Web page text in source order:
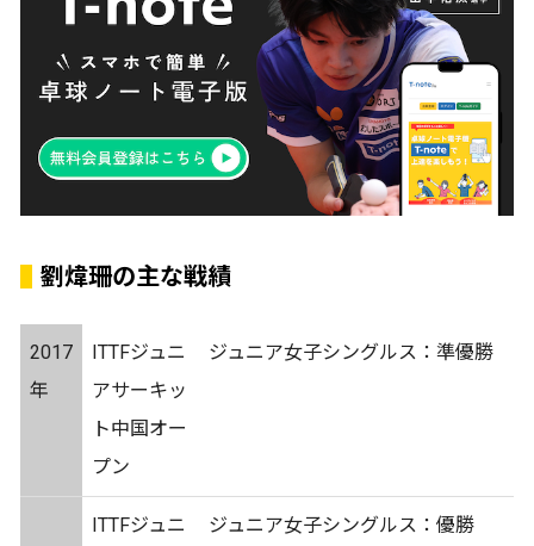
劉煒珊の主な戦績
2017
年
ITTFジュニ
アサーキッ
ト中国オー
プン
ジュニア女子シングルス：準優勝
ITTFジュニ
ジュニア女子シングルス：優勝